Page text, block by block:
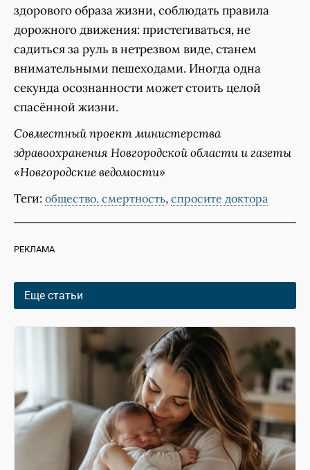
здорового образа жизни, соблюдать правила
дорожного движения: пристегиваться, не
садиться за руль в нетрезвом виде, станем
внимательными пешеходами. Иногда одна
секунда осознанности может стоить целой
спасённой жизни.
Совместный проект министерства
здравоохранения Новгородской области и газеты
«Новгородские ведомости»
Теги: общество. смертность, спросите доктора
РЕКЛАМА
Еще статьи